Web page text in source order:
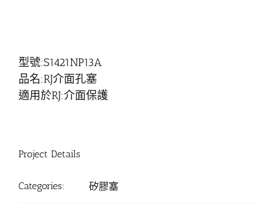
型號:S1421NP13A
品名:RJ介面孔塞
適用於RJ:介面保護
Project Details
Categories: 矽膠塞